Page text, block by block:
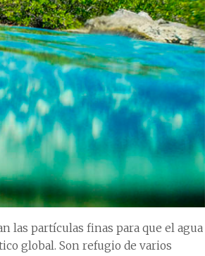
las partículas finas para que el agua
global. Son refugio de varios